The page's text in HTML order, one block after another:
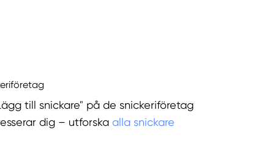
till snickare" på de snickeriföretag
dig – utforska alla snickare